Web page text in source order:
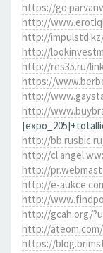
https://
http://
http://
http://
http://res35.ru/
https://
http://
http://
http://
http://
http://
http://e-
http://
http://gcah.org/
http://
https://